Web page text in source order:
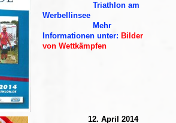
Triathlon am
Werbellinsee
Mehr
Informationen unter: Bilder
von Wettkämpfen
12. April 2014